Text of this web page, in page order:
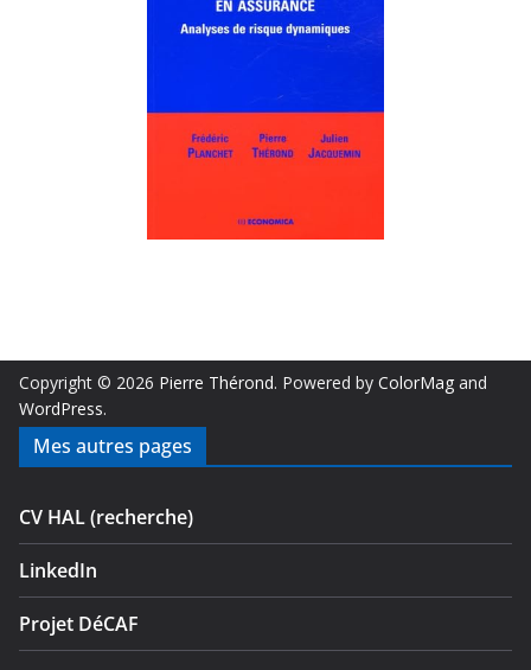
Copyright © 2026 Pierre Thérond. Powered by ColorMag and
WordPress.
Mes autres pages
CV HAL (recherche)
LinkedIn
Projet DéCAF